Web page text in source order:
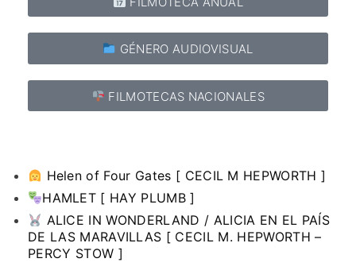
GÉNERO AUDIOVISUAL
FILMOTECAS NACIONALES
Helen of Four Gates [ CECIL M HEPWORTH ]
HAMLET [ HAY PLUMB ]
ALICE IN WONDERLAND / ALICIA EN EL PAÍS
DE LAS MARAVILLAS [ CECIL M. HEPWORTH –
PERCY STOW ]